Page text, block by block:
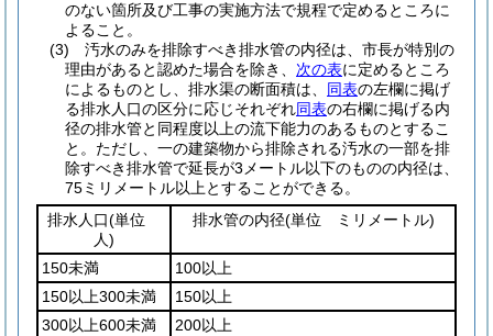
のない箇所及び工事の実施方法で規程で定めるところに
よること。
(3)
汚水のみを排除すべき排水管の内径は、市長が特別の
理由があると認めた場合を除き、 次の表に定めるところ
によるものとし、排水渠の断面積は、 同表の左欄に掲げ
る排水人口の区分に応じそれぞれ同表の右欄に掲げる内
径の排水管と同程度以上の流下能力のあるものとするこ
と。 ただし、一の建築物から排除される汚水の一部を排
除すべき排水管で延長が3メートル以下のものの内径は、
75ミリメートル以上とすることができる。
排水人口(単位
人)
排水管の内径(単位 ミリメートル)
150未満
100以上
150以上300未満
150以上
300以上600未満
200以上